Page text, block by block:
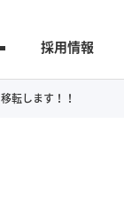
採用情報
転します！！